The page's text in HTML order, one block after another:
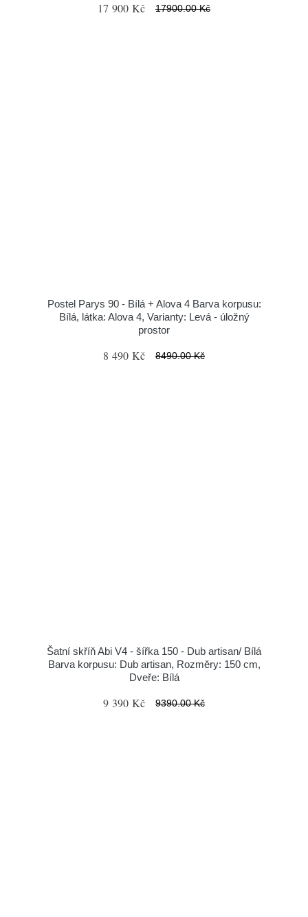
17 900 Kč 17900.00 Kč
Postel Parys 90 - Bílá + Alova 4 Barva korpusu:
Bílá, látka: Alova 4, Varianty: Levá - úložný
prostor
8 490 Kč 8490.00 Kč
Šatní skříň Abi V4 - šířka 150 - Dub artisan/ Bílá
Barva korpusu: Dub artisan, Rozměry: 150 cm,
Dveře: Bílá
9 390 Kč 9390.00 Kč